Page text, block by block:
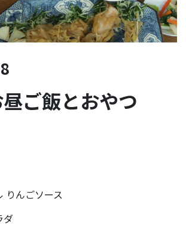
ご飯とおやつ
りんごソース
ダ